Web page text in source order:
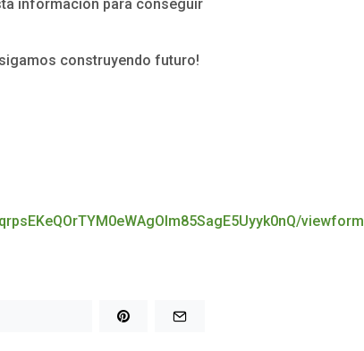
información para conseguir
construyendo futuro!
viewform